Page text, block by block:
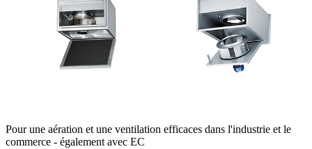
Pour une aération et une ventilation efficaces dans l'industrie et le
commerce - également avec EC